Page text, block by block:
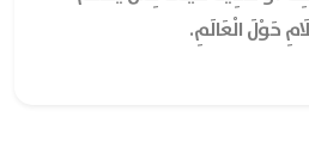
حَوْلَ الْعَالَمِ.